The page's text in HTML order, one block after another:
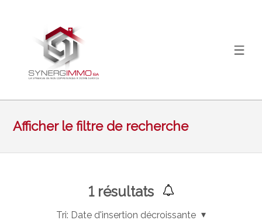
Afficher le filtre de recherche
1résultats
Tri: Date d'insertion décroissante